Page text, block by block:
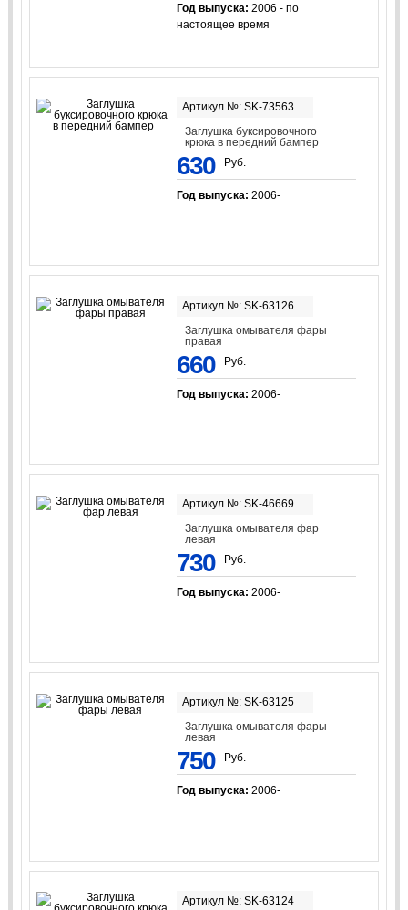
Год выпуска: 2006 - по
настоящее время
Артикул №: SK-73563
Заглушка буксировочного
крюка в передний бампер
630 Руб.
Год выпуска: 2006-
Артикул №: SK-63126
Заглушка омывателя фары
правая
660 Руб.
Год выпуска: 2006-
Артикул №: SK-46669
Заглушка омывателя фар
левая
730 Руб.
Год выпуска: 2006-
Артикул №: SK-63125
Заглушка омывателя фары
левая
750 Руб.
Год выпуска: 2006-
Артикул №: SK-63124